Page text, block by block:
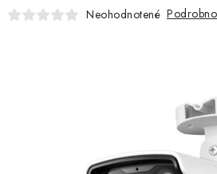
PERIFÉRIE Neohodnotené